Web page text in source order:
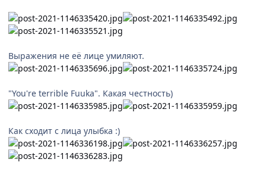
Выражения не её лице умиляют.
"You're terrible Fuuka". Какая честность)
Как сходит с лица улыбка :)